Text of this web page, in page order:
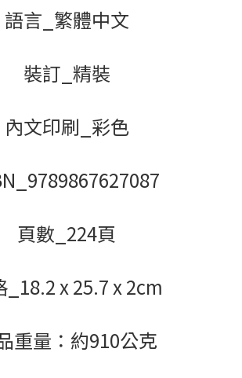
語言_繁體中文
裝訂_精裝
內文印刷_彩色
頁數_224頁
_18.2 x 25.7 x 2cm
重量：約910公克